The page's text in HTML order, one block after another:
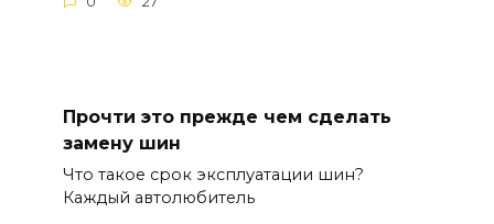
Прочти это прежде чем сделать
замену шин
Что такое срок эксплуатации шин?
Каждый автолюбитель